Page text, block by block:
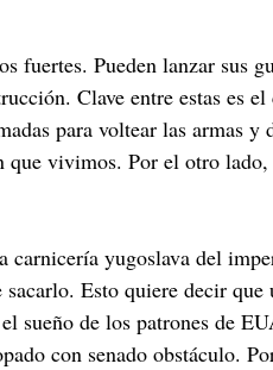
fuertes. Pueden lanzar sus
Clave entre estas es
para voltear las armas
que vivimos. Por el otro
yugoslava del
Esto quiere decir
sueño de los patrones de
con senado obstáculo.